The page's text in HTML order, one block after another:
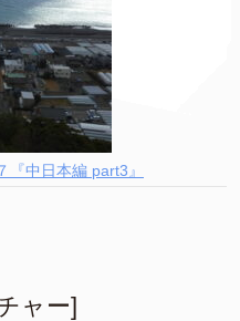
中日本編 part3』
ャー]